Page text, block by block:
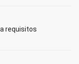
requisitos